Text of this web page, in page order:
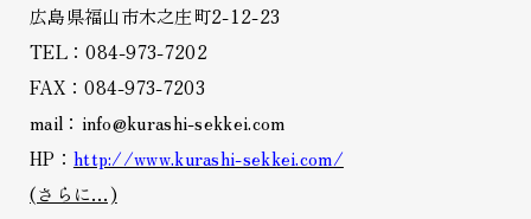
広島県福山市木之庄町2-12-23
TEL：084-973-7202
FAX：084-973-7203
mail：info@kurashi-sekkei.com
HP： http://www.kurashi-sekkei.com/
(さらに…)